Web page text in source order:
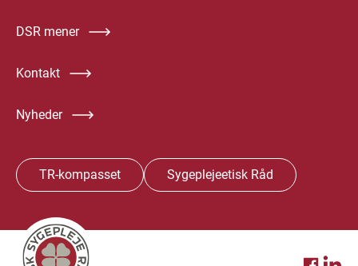
DSR mener
Kontakt
Nyheder
TR-kompasset Sygeplejeetisk Råd